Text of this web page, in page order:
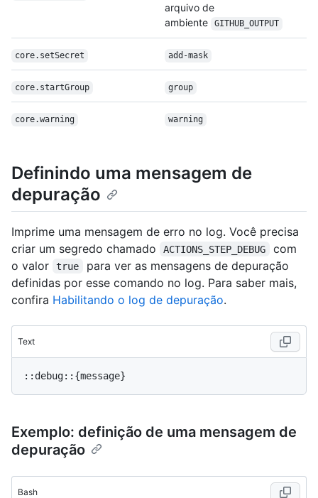
arquivo de
ambiente
GITHUB_OUTPUT
core.setSecret add-mask
core.startGroup group
core.warning warning
Definindo uma mensagem de
depuração
Imprime uma mensagem de erro no log. Você precisa
criar um segredo chamado
ACTIONS_STEP_DEBUG
com
o valor
true
para ver as mensagens de depuração
definidas por esse comando no log. Para saber mais,
confira Habilitando o log de depuração.
Text
Exemplo: definição de uma mensagem de
depuração
Bash